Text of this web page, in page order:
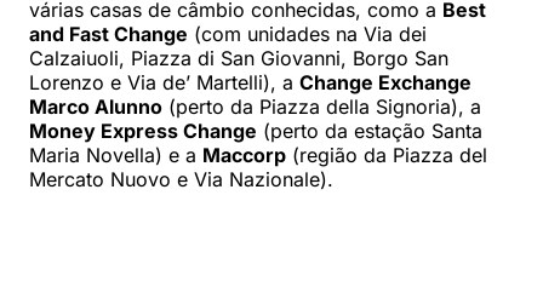
várias casas de câmbio conhecidas, como a Best
and Fast Change (com unidades na Via dei
Calzaiuoli, Piazza di San Giovanni, Borgo San
Lorenzo e Via de’ Martelli), a Change Exchange
Marco Alunno (perto da Piazza della Signoria), a
Money Express Change (perto da estação Santa
Maria Novella) e a Maccorp (região da Piazza del
Mercato Nuovo e Via Nazionale).